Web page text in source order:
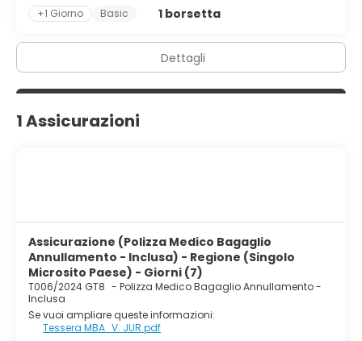
+1 Giorno
Basic 1 borsetta
Dettagli
1 Assicurazioni
Assicurazione (Polizza Medico Bagaglio
Annullamento - Inclusa) - Regione (Singolo
Microsito Paese) - Giorni (7)
T006/2024 GT8 - Polizza Medico Bagaglio Annullamento -
Inclusa
Se vuoi ampliare queste informazioni:
Tessera MBA_V. JUR.pdf